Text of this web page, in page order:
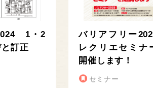
1・2
訂正
バリアフリー
レクリエセミナ
開催します！
セミナー